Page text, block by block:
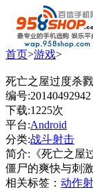
首页>游戏>
死亡之屋过度杀
编号:20140492942
下载:1225次
平台:Android
分类:战斗射击
简介:《死亡之屋
僵尸的爽快与刺激
相关标签： 动作